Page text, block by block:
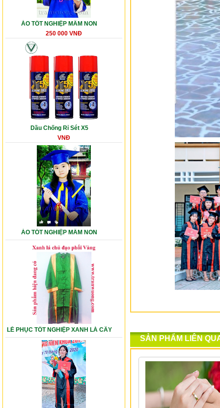
ÁO TỐT NGHIỆP MẦM NON
250 000 VNĐ
Dầu Chống Rỉ Sét X5
VNĐ
ÁO TỐT NGHIỆP MẦM NON
LỄ PHỤC TỐT NGHIỆP XANH LÁ CÂY
SẢN PHẨM LIÊN